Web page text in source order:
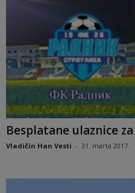
Besplatane ulaznice
Vladičin Han Vesti - 31. marta 2017.